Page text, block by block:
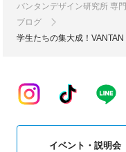
バンタンデザイン研究所 専
ブログ
学生たちの集大成！
イベント・説明会